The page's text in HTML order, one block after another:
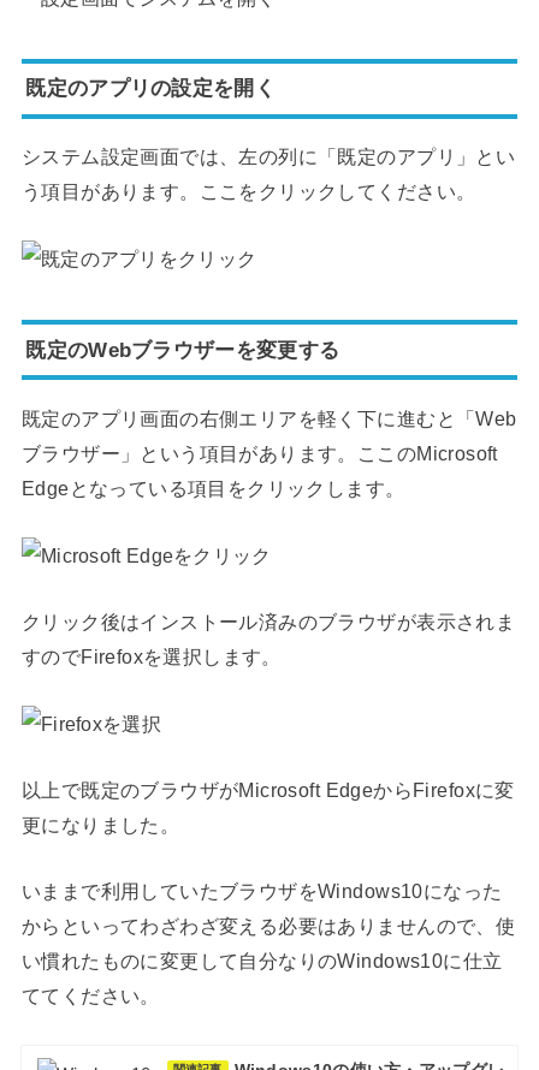
既定のアプリの設定を開く
システム設定画面では、左の列に「既定のアプリ」とい
う項目があります。ここをクリックしてください。
既定のWebブラウザーを変更する
既定のアプリ画面の右側エリアを軽く下に進むと「Web
ブラウザー」という項目があります。ここのMicrosoft
Edgeとなっている項目をクリックします。
クリック後はインストール済みのブラウザが表示されま
すのでFirefoxを選択します。
以上で既定のブラウザがMicrosoft EdgeからFirefoxに変
更になりました。
いままで利用していたブラウザをWindows10になった
からといってわざわざ変える必要はありませんので、使
い慣れたものに変更して自分なりのWindows10に仕立
ててください。